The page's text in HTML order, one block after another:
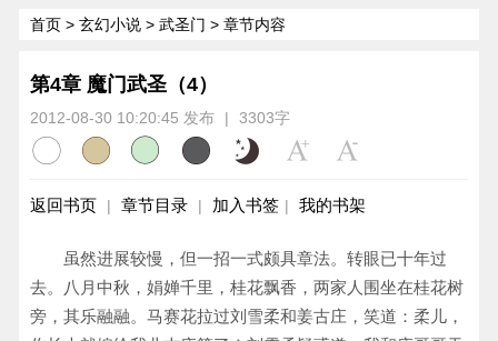
首页 > 玄幻小说 > 武圣门 > 章节内容
第4章 魔门武圣（4）
2012-08-30 10:20:45 发布 | 3303字
返回书页 | 章节目录 | 加入书签 | 我的书架
虽然进展较慢，但一招一式颇具章法。转眼已十年过
去。八月中秋，娟婵千里，桂花飘香，两家人围坐在桂花树
旁，其乐融融。马赛花拉过刘雪柔和姜古庄，笑道：柔儿，